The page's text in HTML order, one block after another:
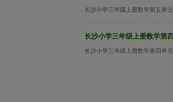
长沙小学三年级上册数学第五单
长沙小学三年级上册数学第
长沙小学三年级上册数学第四单